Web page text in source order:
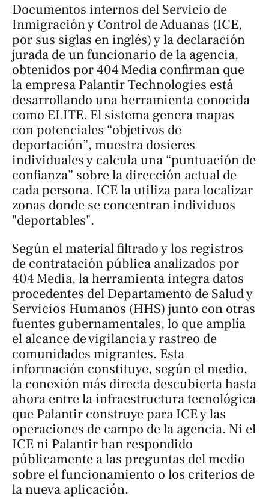
Documentos internos del Servicio de
Inmigración y Control de Aduanas (ICE,
por sus siglas en inglés) y la declaración
jurada de un funcionario de la agencia,
obtenidos por404 Media confirman que
la empresa Palantir Technologies está
desarrollando una herramienta conocida
como ELITE. El sistema genera mapas
con potenciales “objetivos de
deportación”, muestra dosieres
individuales y calcula una “puntuación de
confianza” sobre la dirección actual de
cada persona. ICE la utiliza para localizar
zonas donde se concentran individuos
"deportables".
Según el material filtrado y los registros
de contratación pública analizados por
404 Media, la herramienta integra datos
procedentes del Departamento de Salud y
Servicios Humanos (HHS) junto con otras
fuentes gubernamentales, lo que amplía
el alcance de vigilancia y rastreo de
comunidades migrantes. Esta
información constituye, según el medio,
la conexión más directa descubierta hasta
ahora entre la infraestructura tecnológica
que Palantir construye para ICE y las
operaciones de campo de la agencia. Ni el
ICE ni Palantir han respondido
públicamente a las preguntas del medio
sobre el funcionamiento o los criterios de
la nueva aplicación.